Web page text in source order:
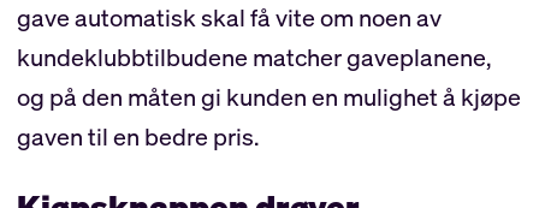
gave automatisk skal få vite om noen av
kundeklubbtilbudene matcher gaveplanene,
og på den måten gi kunden en mulighet å kjøpe
gaven til en bedre pris.